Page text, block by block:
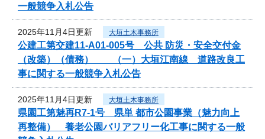
一般競争入札公告
2025年11月4日更新 大垣土木事務所
公建工第交建11-A01-005号 公共 防災・安全交付金
（改築）（債務） （一）大垣江南線 道路改良工
事に関する一般競争入札公告
2025年11月4日更新 大垣土木事務所
県園工第魅再R7-1号 県単 都市公園事業（魅力向上
再整備） 養老公園バリアフリー化工事に関する一般